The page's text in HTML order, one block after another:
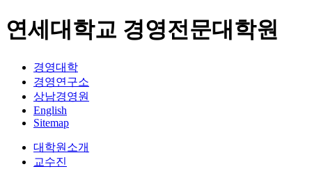
연세대학교 경영전문대학원
경영대학
경영연구소
상남경영원
English
Sitemap
대학원소개
교수진